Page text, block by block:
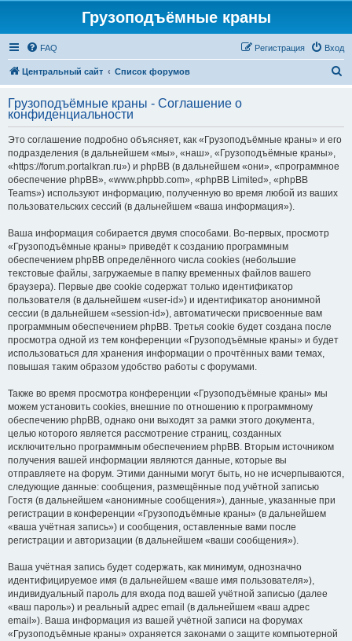
Грузоподъёмные краны
FAQ Вход
Регистрация
Центральный сайт Список форумов
с
Грузоподъёмные краны - Соглашение о
конфиденциальности
Это соглашение подробно объясняет, как «Грузоподъёмные краны» и его
подразделения (в дальнейшем «мы», «наш», «Грузоподъёмные краны»,
«https://forum.portalkran.ru») и phpBB (в дальнейшем «они», «программное
обеспечение phpBB», «www.phpbb.com», «phpBB Limited», «phpBB
Teams») используют информацию, полученную во время любой из ваших
пользовательских сессий (в дальнейшем «ваша информация»).
Ваша информация собирается двумя способами. Во-первых, просмотр
«Грузоподъёмные краны» приведёт к созданию программным
обеспечением phpBB определённого числа cookies (небольшие
текстовые файлы, загружаемые в папку временных файлов вашего
браузера). Первые две cookie содержат только идентификатор
пользователя (в дальнейшем «user-id») и идентификатор анонимной
сессии (в дальнейшем «session-id»), автоматически присвоенные вам
программным обеспечением phpBB. Третья cookie будет создана после
просмотра одной из тем конференции «Грузоподъёмные краны» и будет
использоваться для хранения информации о прочтённых вами темах,
повышая таким образом удобство работы с форумами.
Также во время просмотра конференции «Грузоподъёмные краны» мы
можем установить cookies, внешние по отношению к программному
обеспечению phpBB, однако они выходят за рамки этого документа,
целью которого является рассмотрение страниц, созданных
исключительно программным обеспечением phpBB. Вторым источником
получения вашей информации являются данные, которые вы
отправляете на форум. Этими данными могут быть, но не исчерпываются,
следующие данные: сообщения, размещённые под учётной записью
Гостя (в дальнейшем «анонимные сообщения»), данные, указанные при
регистрации в конференции «Грузоподъёмные краны» (в дальнейшем
«ваша учётная запись») и сообщения, оставленные вами после
регистрации и авторизации (в дальнейшем «ваши сообщения»).
Ваша учётная запись будет содержать, как минимум, однозначно
идентифицируемое имя (в дальнейшем «ваше имя пользователя»),
индивидуальный пароль для входа под вашей учётной записью (далее
«ваш пароль») и реальный адрес email (в дальнейшем «ваш адрес
email»). Ваша информация из вашей учётной записи на форумах
«Грузоподъёмные краны» охраняется законами о защите компьютерной